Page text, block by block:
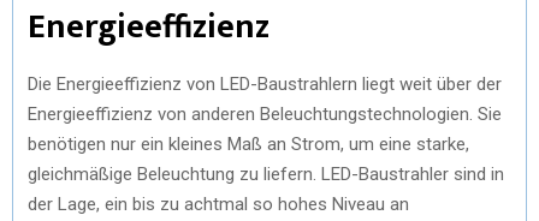
R
Energieeffizienz
Die Energieeffizienz von LED-Baustrahlern liegt weit über der
Energieeffizienz von anderen Beleuchtungstechnologien. Sie
benötigen nur ein kleines Maß an Strom, um eine starke,
gleichmäßige Beleuchtung zu liefern. LED-Baustrahler sind in
der Lage, ein bis zu achtmal so hohes Niveau an